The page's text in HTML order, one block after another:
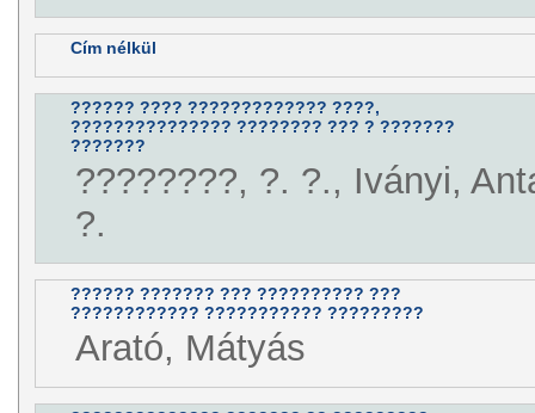
Cím nélkül
?????? ???? ????????????? ????,
??????????????? ???????? ??? ? ???????
???????
????????, ?. ?., Iványi,
?.
?????? ??????? ??? ?????????? ???
???????????? ??????????? ?????????
Arató, Mátyás